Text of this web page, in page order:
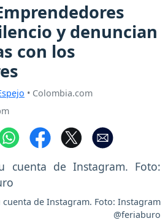
y denuncian
con los
• Colombia.com
cuenta de Instagram. Foto: Instagram
@feriaburo